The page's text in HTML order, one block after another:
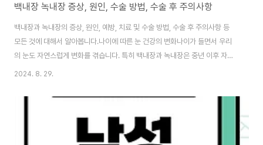
백내장 녹내장 증상, 원인, 수술 방법, 수술 후 주의사항
백내장과 녹내장의 증상, 원인, 예방, 치료 및 수술 방법, 수술 후 주의사항 등
모든 것에 대해서 알아봅니다.나이에 따른 눈 건강의 변화나이가 들면서 우리
의 눈도 자연스럽게 변화를 겪습니다. 특히 백내장과 녹내장은 중년 이후 자주
발생하는 눈 질환입니다. 백내장은 눈의 수정체가 혼탁해지는 질환으로, 시력
이 손상되는 질환으로, 주변 시야부터 점진적으로 시력을 잃게 만들 수 있습니
의 약 3분의 1이 어떤 형태로든 시력 문제를 겪고 있다고 합니다. 이는 백내장
과 녹내장을 포함한 눈 건강 관리의 중요성을 잘 보여주는 통계입니다.백내장
2024. 8. 29.